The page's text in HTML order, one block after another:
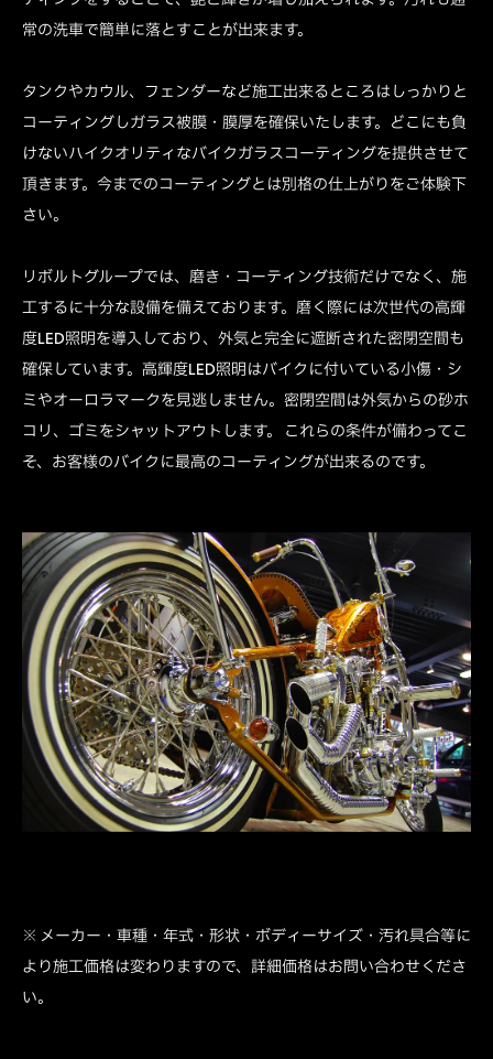
常の洗車で簡単に落とすことが出来ます。
タンクやカウル、フェンダーなど施工出来るところはしっかりと
コーティングしガラス被膜・膜厚を確保いたします。どこにも負
けないハイクオリティなバイクガラスコーティングを提供させて
頂きます。今までのコーティングとは別格の仕上がりをご体験下
さい。
リボルトグループでは、磨き・コーティング技術だけでなく、施
工するに十分な設備を備えております。磨く際には次世代の高輝
度LED照明を導入しており、外気と完全に遮断された密閉空間も
確保しています。高輝度LED照明はバイクに付いている小傷・シ
ミやオーロラマークを見逃しません。密閉空間は外気からの砂ホ
コリ、ゴミをシャットアウトします。 これらの条件が備わってこ
そ、お客様のバイクに最高のコーティングが出来るのです。
※ メーカー・車種・年式・形状・ボディーサイズ・汚れ具合等に
より施工価格は変わりますので、詳細価格はお問い合わせくださ
い。